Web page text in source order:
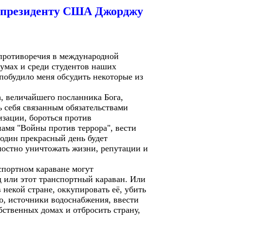
США Джорджу
в международной
и среди студентов наших
меня обсудить некоторые из
посланника Бога,
связанным обязательствами
бороться против
"Войны против террора", вести
прекрасный день будет
уничтожать жизни, репутации и
караване могут
или этот транспортный караван. Или
стране, оккупировать её, убить
источники водоснабжения, ввести
домах и отбросить страну,